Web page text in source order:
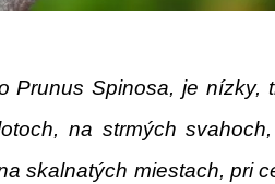
Prunus Spinosa, je nízky,
na strmých
skalnatých miestach, pri